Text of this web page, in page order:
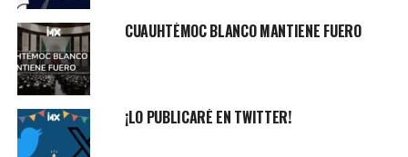
CUAUHTÉMOC BLANCO MANTIENE FUERO
¡LO PUBLICARÉ EN TWITTER!